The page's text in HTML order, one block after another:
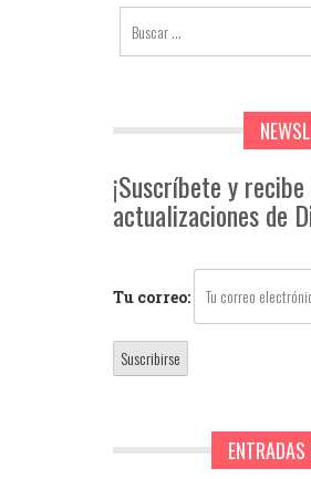
¡Suscríbete y
actualizaciones de
Tu correo:
ENTRADAS